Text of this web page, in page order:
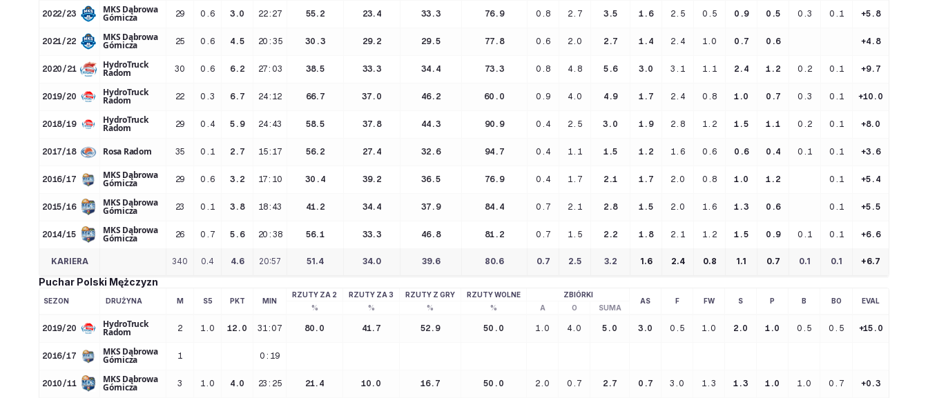
2022/23 MKS Dąbrowa
Górnicza 29 0.6 3.0 22:27 55.2 23.4 33.3 76.9 0.8 2.7 3.5 1.6 2.5 0.5 0.9 0.5 0.3 0.1 +5.8
2021/22 MKS Dąbrowa
Górnicza 25 0.6 4.5 20:35 30.3 29.2 29.5 77.8 0.6 2.0 2.7 1.4 2.4 1.0 0.7 0.6 +4.8
2020/21 HydroTruck
Radom 30 0.6 6.2 27:03 38.5 33.3 34.4 73.3 0.8 4.8 5.6 3.0 3.1 1.1 2.4 1.2 0.2 0.1 +9.7
2019/20 HydroTruck
Radom 22 0.3 6.7 24:12 66.7 37.0 46.2 60.0 0.9 4.0 4.9 1.7 2.4 0.8 1.0 0.7 0.3 0.1 +10.0
2018/19 HydroTruck
Radom 29 0.4 5.9 24:43 58.5 37.8 44.3 90.9 0.4 2.5 3.0 1.9 2.8 1.2 1.5 1.1 0.2 0.1 +8.0
2017/18 Rosa Radom 35 0.1 2.7 15:17 56.2 27.4 32.6 94.7 0.4 1.1 1.5 1.2 1.6 0.6 0.6 0.4 0.1 0.1 +3.6
2016/17 MKS Dąbrowa
Górnicza 29 0.6 3.2 17:10 30.4 39.2 36.5 76.9 0.4 1.7 2.1 1.7 2.0 0.8 1.0 1.2 0.1 +5.4
2015/16 MKS Dąbrowa
Górnicza 23 0.1 3.8 18:43 41.2 34.4 37.9 84.4 0.7 2.1 2.8 1.5 2.0 1.6 1.3 0.6 0.1 +5.5
2014/15 MKS Dąbrowa
Górnicza 26 0.7 5.6 20:38 56.1 33.3 46.8 81.2 0.7 1.5 2.2 1.8 2.1 1.2 1.5 0.9 0.1 0.1 +6.6
KARIERA 340 0.4 4.6 20:57 51.4 34.0 39.6 80.6 0.7 2.5 3.2 1.6 2.4 0.8 1.1 0.7 0.1 0.1 +6.7
Puchar Polski Mężczyzn
SEZON DRUŻYNA M S5 PKT MIN
RZUTY ZA 2 RZUTY ZA 3 RZUTY Z GRY RZUTY WOLNE ZBIÓRKI
AS F FW S P B BO
EVAL
%
% % % A O SUMA
2019/20 HydroTruck
Radom 2 1.0 12.0 31:07 80.0 41.7 52.9 50.0 1.0 4.0 5.0 3.0 0.5 1.0 2.0 1.0 0.5 0.5 +15.0
2016/17 MKS Dąbrowa
Górnicza 1 0:19
2010/11 MKS Dąbrowa
Górnicza 3 1.0 4.0 23:25 21.4 10.0 16.7 50.0 2.0 0.7 2.7 0.7 3.0 1.3 1.3 1.0 1.0 0.7 +0.3